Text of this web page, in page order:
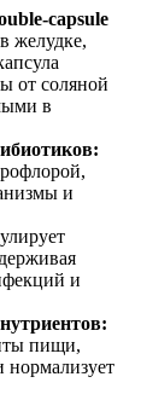
capsule
желудке,
от соляной
в
и
и
пищи,
нормализует